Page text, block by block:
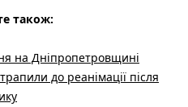
також:
на Дніпропетровщині
до реанімації після